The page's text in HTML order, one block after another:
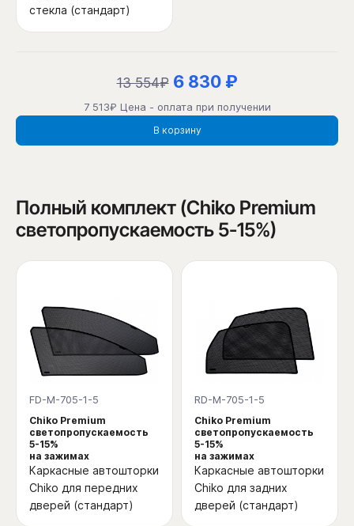
стекла (стандарт)
13 554₽ 6 830 ₽
7 513₽ Цена - оплата при получении
В корзину
Полный комплект (Chiko Premium
светопропускаемость 5-15%)
FD-M-705-1-5
Chiko Premium
светопропускаемость
5-15%
на зажимах
Каркасные автошторки
Chiko для передних
дверей (стандарт)
RD-M-705-1-5
Chiko Premium
светопропускаемость
5-15%
на зажимах
Каркасные автошторки
Chiko для задних
дверей (стандарт)